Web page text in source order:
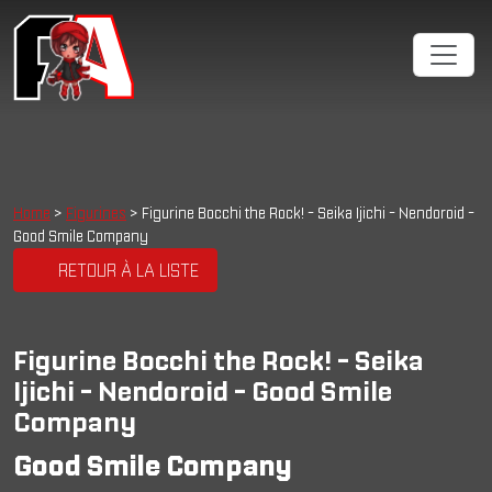
Home > Figurines > Figurine Bocchi the Rock! - Seika Ijichi - Nendoroid -
Good Smile Company
RETOUR À LA LISTE
Figurine Bocchi the Rock! - Seika
Ijichi - Nendoroid - Good Smile
Company
Good Smile Company